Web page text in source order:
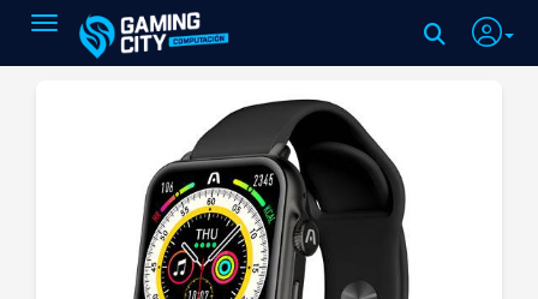
Toggle navigation